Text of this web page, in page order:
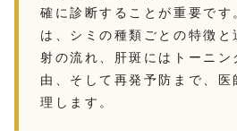
確に診断することが重要です
は、シミの種類ごとの特徴と
射の流れ、肝斑にはトーニン
由、そして再発予防まで、
理します。